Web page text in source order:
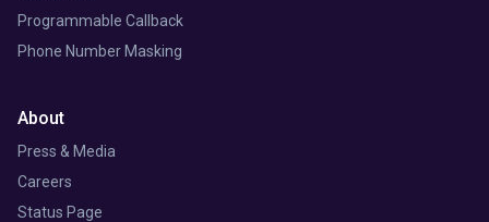
Programmable Callback
Phone Number Masking
About
Press & Media
Careers
Status Page